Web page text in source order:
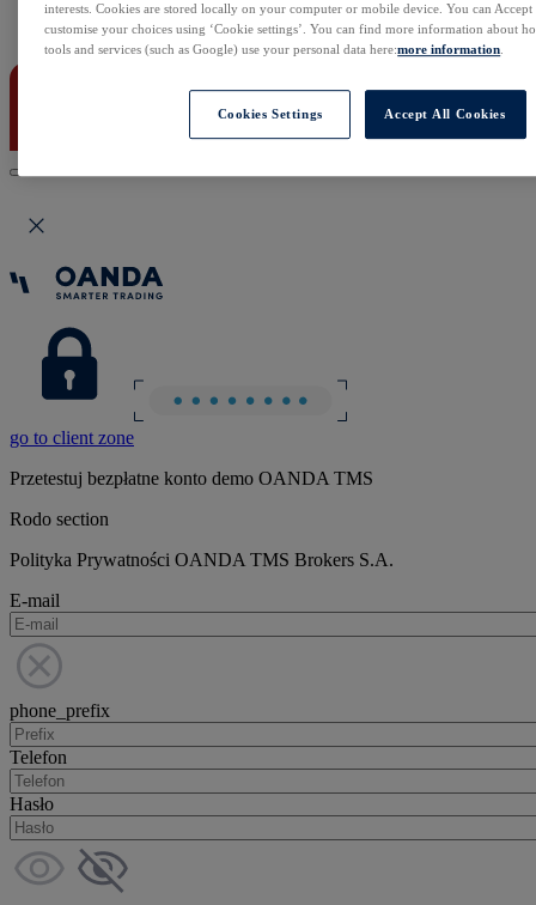
Kontakt
go to client zone
Przetestuj bezpłatne konto demo OANDA TMS
Rodo section
Polityka Prywatności OANDA TMS Brokers S.A.
E-mail
phone_prefix
Telefon
Hasło
interests. Cookies are stored locally on your computer or mobile device. You can
customise your choices using ‘Cookie settings’. You can find more information about
tools and services (such as Google) use your personal data here:more information.
Cookies Settings Accept All Cookies